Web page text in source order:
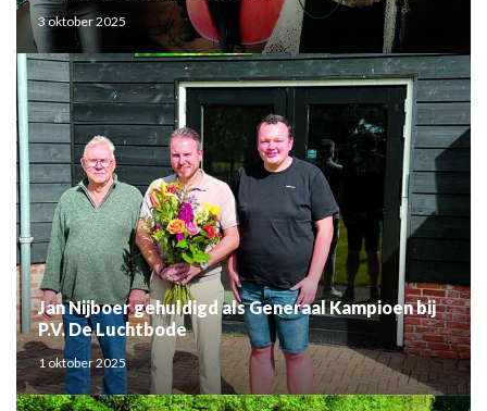
3 oktober 2025
Jan Nijboer gehuldigd als Generaal Kampioen bij
P.V. De Luchtbode
1 oktober 2025